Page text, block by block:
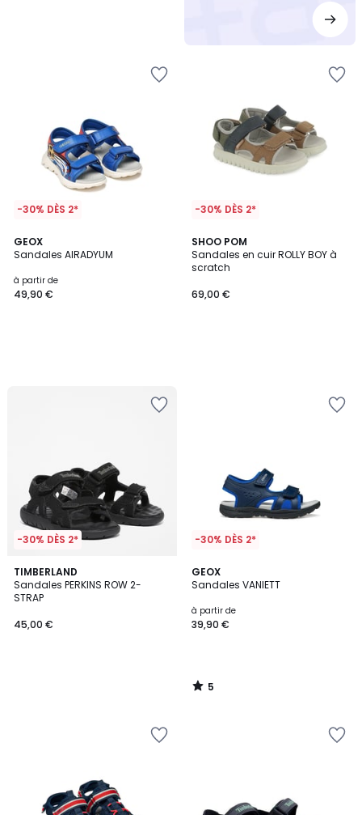
-30% DÈS 2*
GEOX
Sandales AIRADYUM
à partir de
49,90 €
-30% DÈS 2*
SHOO POM
Sandales en cuir ROLLY BOY à
scratch
69,00 €
-30% DÈS 2*
TIMBERLAND
Sandales PERKINS ROW 2-
STRAP
45,00 €
-30% DÈS 2*
GEOX
Sandales VANIETT
à partir de
39,90 €
5
/
5
/